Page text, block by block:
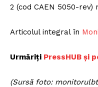
2 (cod CAEN 5050-rev)
Articolul integral în
Urmăriți PressHUB și
(Sursă foto: